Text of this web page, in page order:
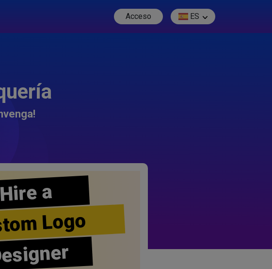
Acceso ES
Hire a
Logo